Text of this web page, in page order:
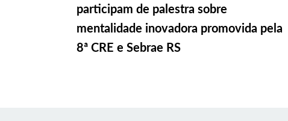
participam de palestra sobre
mentalidade inovadora promovida pela
8ª CRE e Sebrae RS